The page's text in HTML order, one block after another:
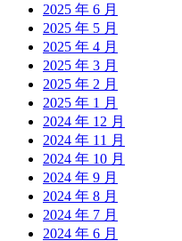
2025 年 6 月
2025 年 5 月
2025 年 4 月
2025 年 3 月
2025 年 2 月
2025 年 1 月
2024 年 12 月
2024 年 11 月
2024 年 10 月
2024 年 9 月
2024 年 8 月
2024 年 7 月
2024 年 6 月